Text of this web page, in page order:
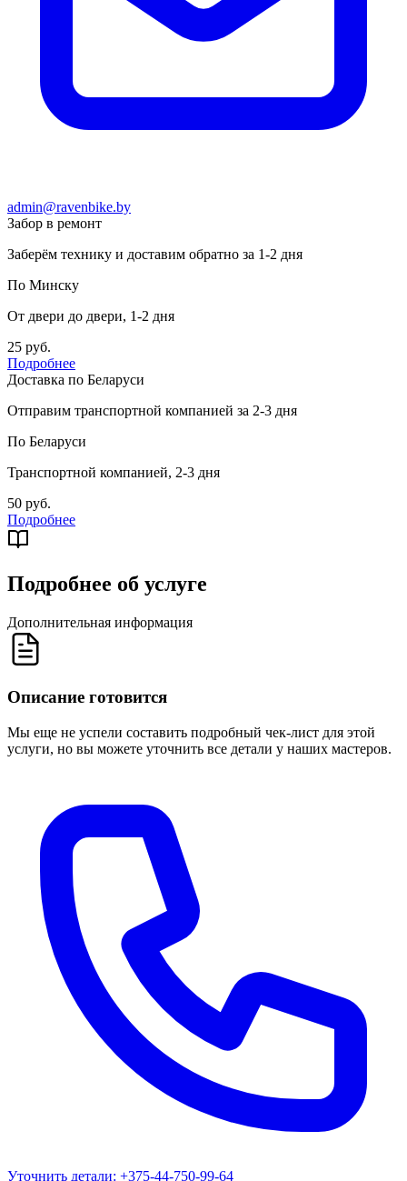
admin@ravenbike.by
Забор в ремонт
Заберём технику и доставим обратно за 1-2 дня
По Минску
От двери до двери, 1-2 дня
25 руб.
Подробнее
Доставка по Беларуси
Отправим транспортной компанией за 2-3 дня
По Беларуси
Транспортной компанией, 2-3 дня
50 руб.
Подробнее
Подробнее об услуге
Дополнительная информация
Описание готовится
Мы еще не успели составить подробный чек-лист для этой
услуги, но вы можете уточнить все детали у наших мастеров.
Уточнить детали: +375-44-750-99-64